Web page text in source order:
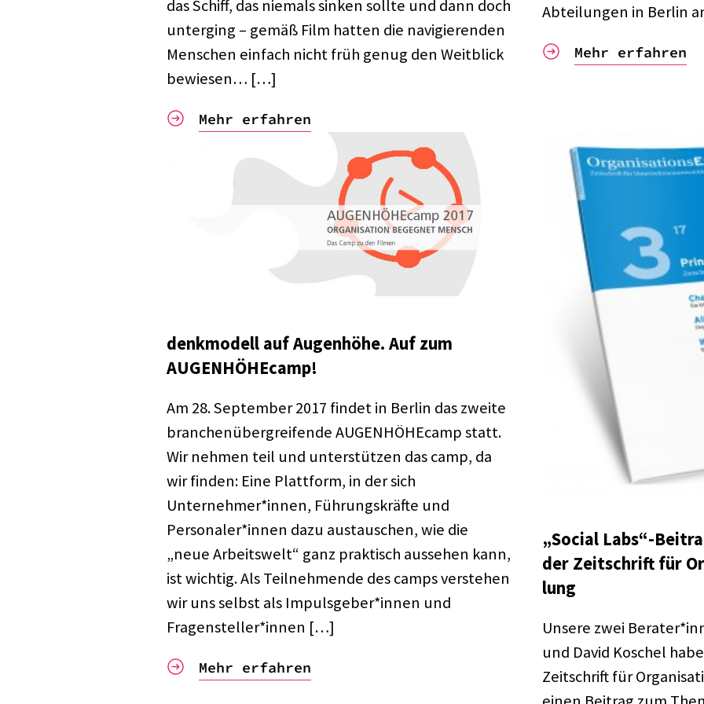
das Schiff, das niemals sinken sollte und dann doch
unter­ging – gemäß Film hatten die navi­gie­ren­den
Menschen einfach nicht früh genug den Weit­blick
bewie­sen… […]
Mehr erfahren
Abtei­lun­gen in Berlin
Mehr erfahren
denk­mo­dell auf Augen­höhe. Auf zum
AUGEN­HÖ­HE­camp!
Am 28. Septem­ber 2017 findet in Berlin das zweite
bran­chen­über­grei­fende AUGEN­HÖ­HE­camp statt.
Wir nehmen teil und unter­stüt­zen das camp, da
wir finden: Eine Platt­form, in der sich
Unternehmer*innen, Führungs­kräfte und
Personaler*innen dazu austau­schen, wie die
„neue Arbeits­welt“ ganz prak­tisch ausse­hen kann,
ist wich­tig. Als Teil­neh­mende des camps verste­hen
wir uns selbst als Impulsgeber*innen und
Fragensteller*innen […]
Mehr erfahren
„Social Labs“-
der Zeit­schrift für
lung
Unsere zwei
und David Koschel
Zeit­schrift für